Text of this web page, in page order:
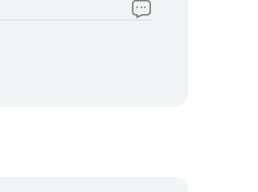
Ismaël
intervenue